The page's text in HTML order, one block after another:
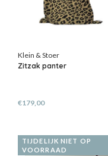
Klein & Stoer
Zitzak panter
€179,00
TIJDELIJK NIET OP
VOORRAAD